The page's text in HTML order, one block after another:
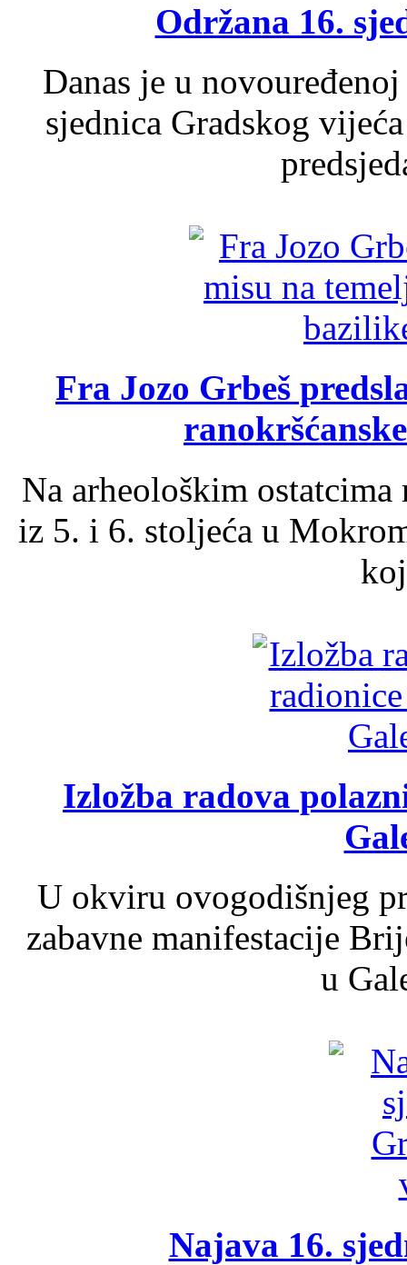
Održana 16.
Danas je u
sjednica Gradskog
Fra Jozo Grbeš
Na arheološkim
iz 5. i 6. stoljeća u
Izložba radova
U okviru ovogodišnjeg
zabavne manifestacije
u
Najava 16.